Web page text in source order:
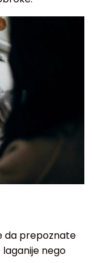
da prepoznate
nego